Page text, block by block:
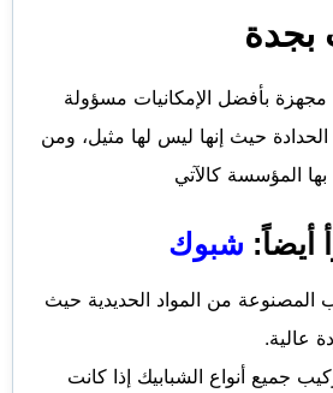
بجدة
بأفضل الإمكانيات مسؤولة
حيث إنها ليس لها مثيل، ومن
المؤسسة كالآتي
أيضاً: شبوك
المصنوعة من المواد الحديدية حيث
عالية.
جميع أنواع الشبابيك إذا كانت